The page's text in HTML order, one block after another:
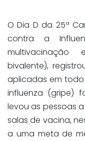
O Dia D da 25ª
contra a
multivacinação
bivalente),
aplicadas em
influenza (gripe)
levou as pessoas
salas de vacina,
a uma meta de